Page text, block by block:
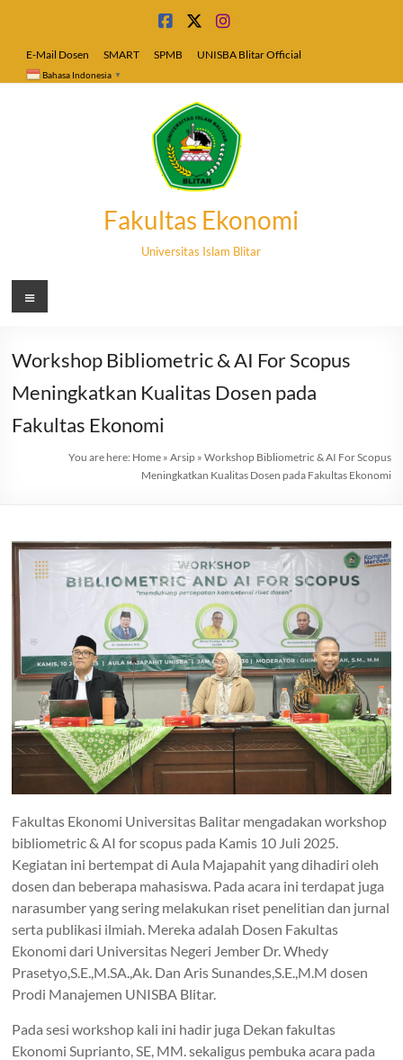
E-Mail Dosen SMART SPMB UNISBA Blitar Official
Bahasa Indonesia ▼
Fakultas Ekonomi
Universitas Islam Blitar
Menu
Workshop Bibliometric & AI For Scopus
Meningkatkan Kualitas Dosen pada
Fakultas Ekonomi
You are here: Home» Arsip» Workshop Bibliometric & AI For Scopus
Meningkatkan Kualitas Dosen pada Fakultas Ekonomi
Fakultas Ekonomi Universitas Balitar mengadakan workshop
bibliometric & AI for scopus pada Kamis 10 Juli 2025.
Kegiatan ini bertempat di Aula Majapahit yang dihadiri oleh
dosen dan beberapa mahasiswa. Pada acara ini terdapat juga
narasumber yang sering melakukan riset penelitian dan jurnal
serta publikasi ilmiah. Mereka adalah Dosen Fakultas
Ekonomi dari Universitas Negeri Jember Dr. Whedy
Prasetyo,S.E.,M.SA.,Ak. Dan Aris Sunandes,S.E.,M.M dosen
Prodi Manajemen UNISBA Blitar.
Pada sesi workshop kali ini hadir juga Dekan fakultas
Ekonomi Suprianto, SE, MM. sekaligus pembuka acara pada